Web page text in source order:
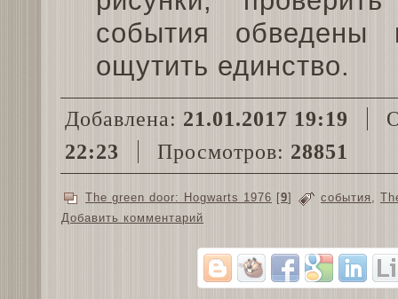
события обведены
ощутить единство.
Добавлена: 21.01.2017 19:19
22:23
Просмотров: 28851
The green door: Hogwarts 1976 [9] события ,
Добавить комментарий